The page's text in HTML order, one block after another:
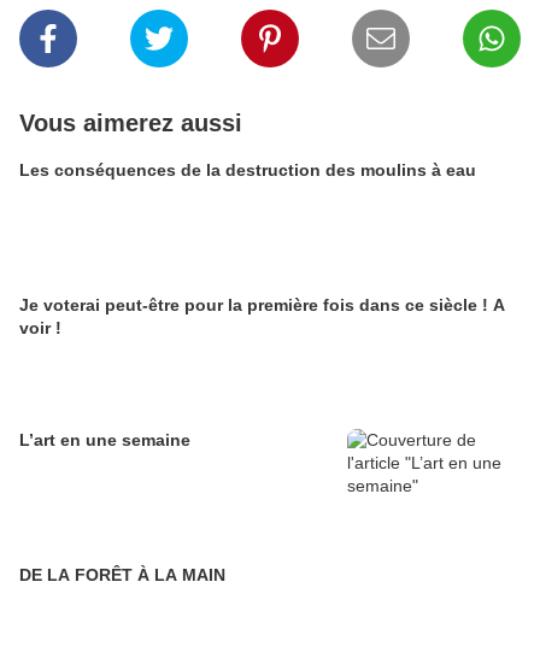
Vous aimerez aussi
Les conséquences de la destruction des moulins à eau
Je voterai peut-être pour la première fois dans ce siècle ! A
voir !
L’art en une semaine
DE LA FORÊT À LA MAIN